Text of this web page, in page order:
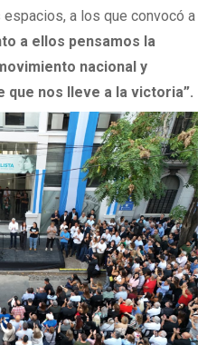
a los que convocó a
a ellos pensamos la
nacional y
que nos lleve a la victoria”.